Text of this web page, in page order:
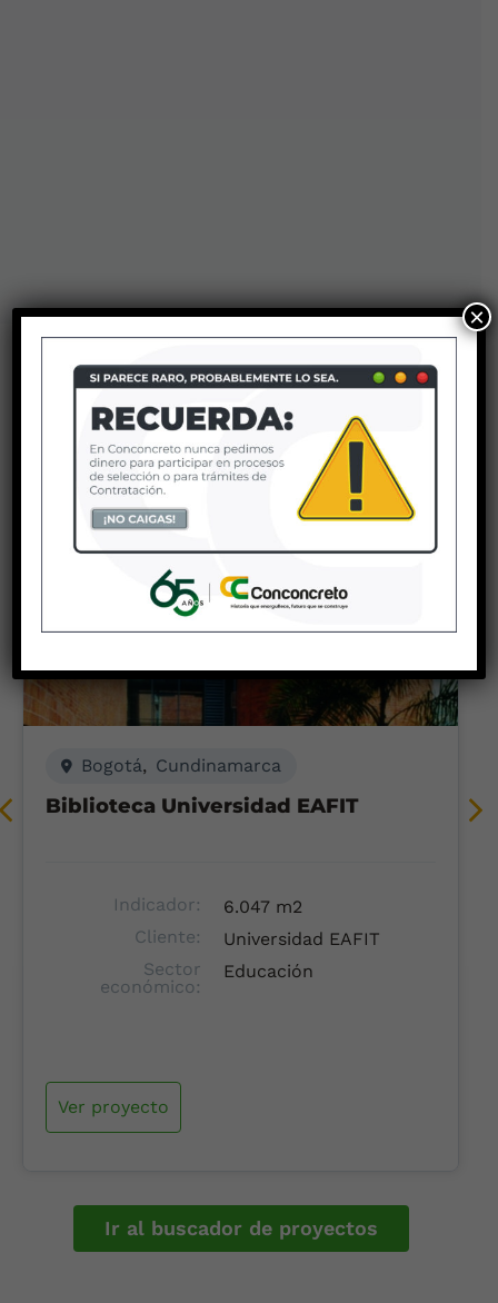
Ver más proyectos
Edificaciones
Bogotá, Cundinamarca
Biblioteca Universidad EAFIT
Indicador:
6.047 m2
Cliente:
Universidad EAFIT
Sector
económico:
Educación
Ver proyecto
Ir al buscador de proyectos
×